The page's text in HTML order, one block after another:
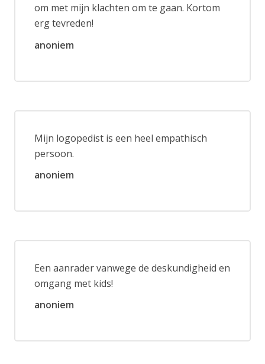
om met mijn klachten om te gaan. Kortom
erg tevreden!
anoniem
Mijn logopedist is een heel empathisch
persoon.
anoniem
Een aanrader vanwege de deskundigheid en
omgang met kids!
anoniem